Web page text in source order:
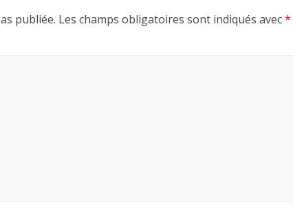
publiée. Les champs obligatoires sont indiqués avec*